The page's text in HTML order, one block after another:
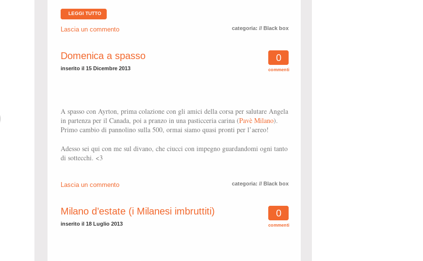
LEGGI TUTTO
categoria: // Black box
Lascia un commento
Domenica a spasso
inserito il 15 Dicembre 2013
0
commenti
A spasso con Ayrton, prima colazione con gli amici della corsa per salutare Angela
in partenza per il Canada, poi a pranzo in una pasticceria carina (Pavè Milano).
Primo cambio di pannolino sulla 500, ormai siamo quasi pronti per l’aereo!
Adesso sei qui con me sul divano, che ciucci con impegno guardandomi ogni tanto
di sottecchi. <3
categoria: // Black box
Lascia un commento
Milano d’estate (i Milanesi imbruttiti)
inserito il 18 Luglio 2013
0
commenti